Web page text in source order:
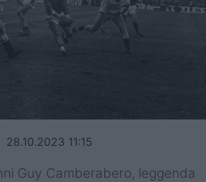
Championship
28.10.2023 11:15
Guy Camberabero, leggenda